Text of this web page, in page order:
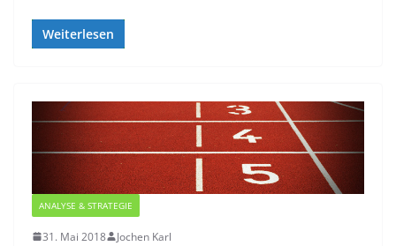
Weiterlesen
ANALYSE & STRATEGIE
31. Mai 2018 Jochen Karl